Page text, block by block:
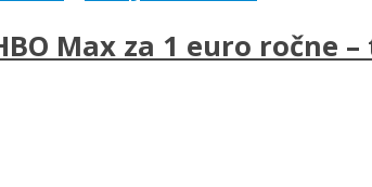
Max za 1 euro ročne